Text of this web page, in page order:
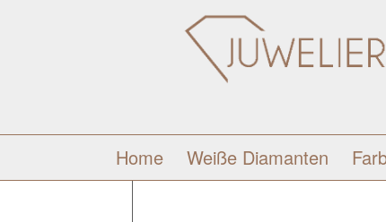
Home Weiße Diamanten